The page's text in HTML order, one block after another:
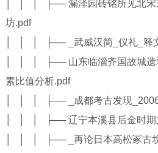
│ │ │ ├── 漏泽园砖铭所见北宋
坊.pdf
│ │ │ ├── _武威汉简_仪礼_释
│ │ │ ├── 山东临淄齐国故城遗
素比值分析.pdf
│ │ │ ├── _成都考古发现
│ │ │ ├── 辽宁本溪县后金时期
│ │ │ ├── _再论日本高松冢古